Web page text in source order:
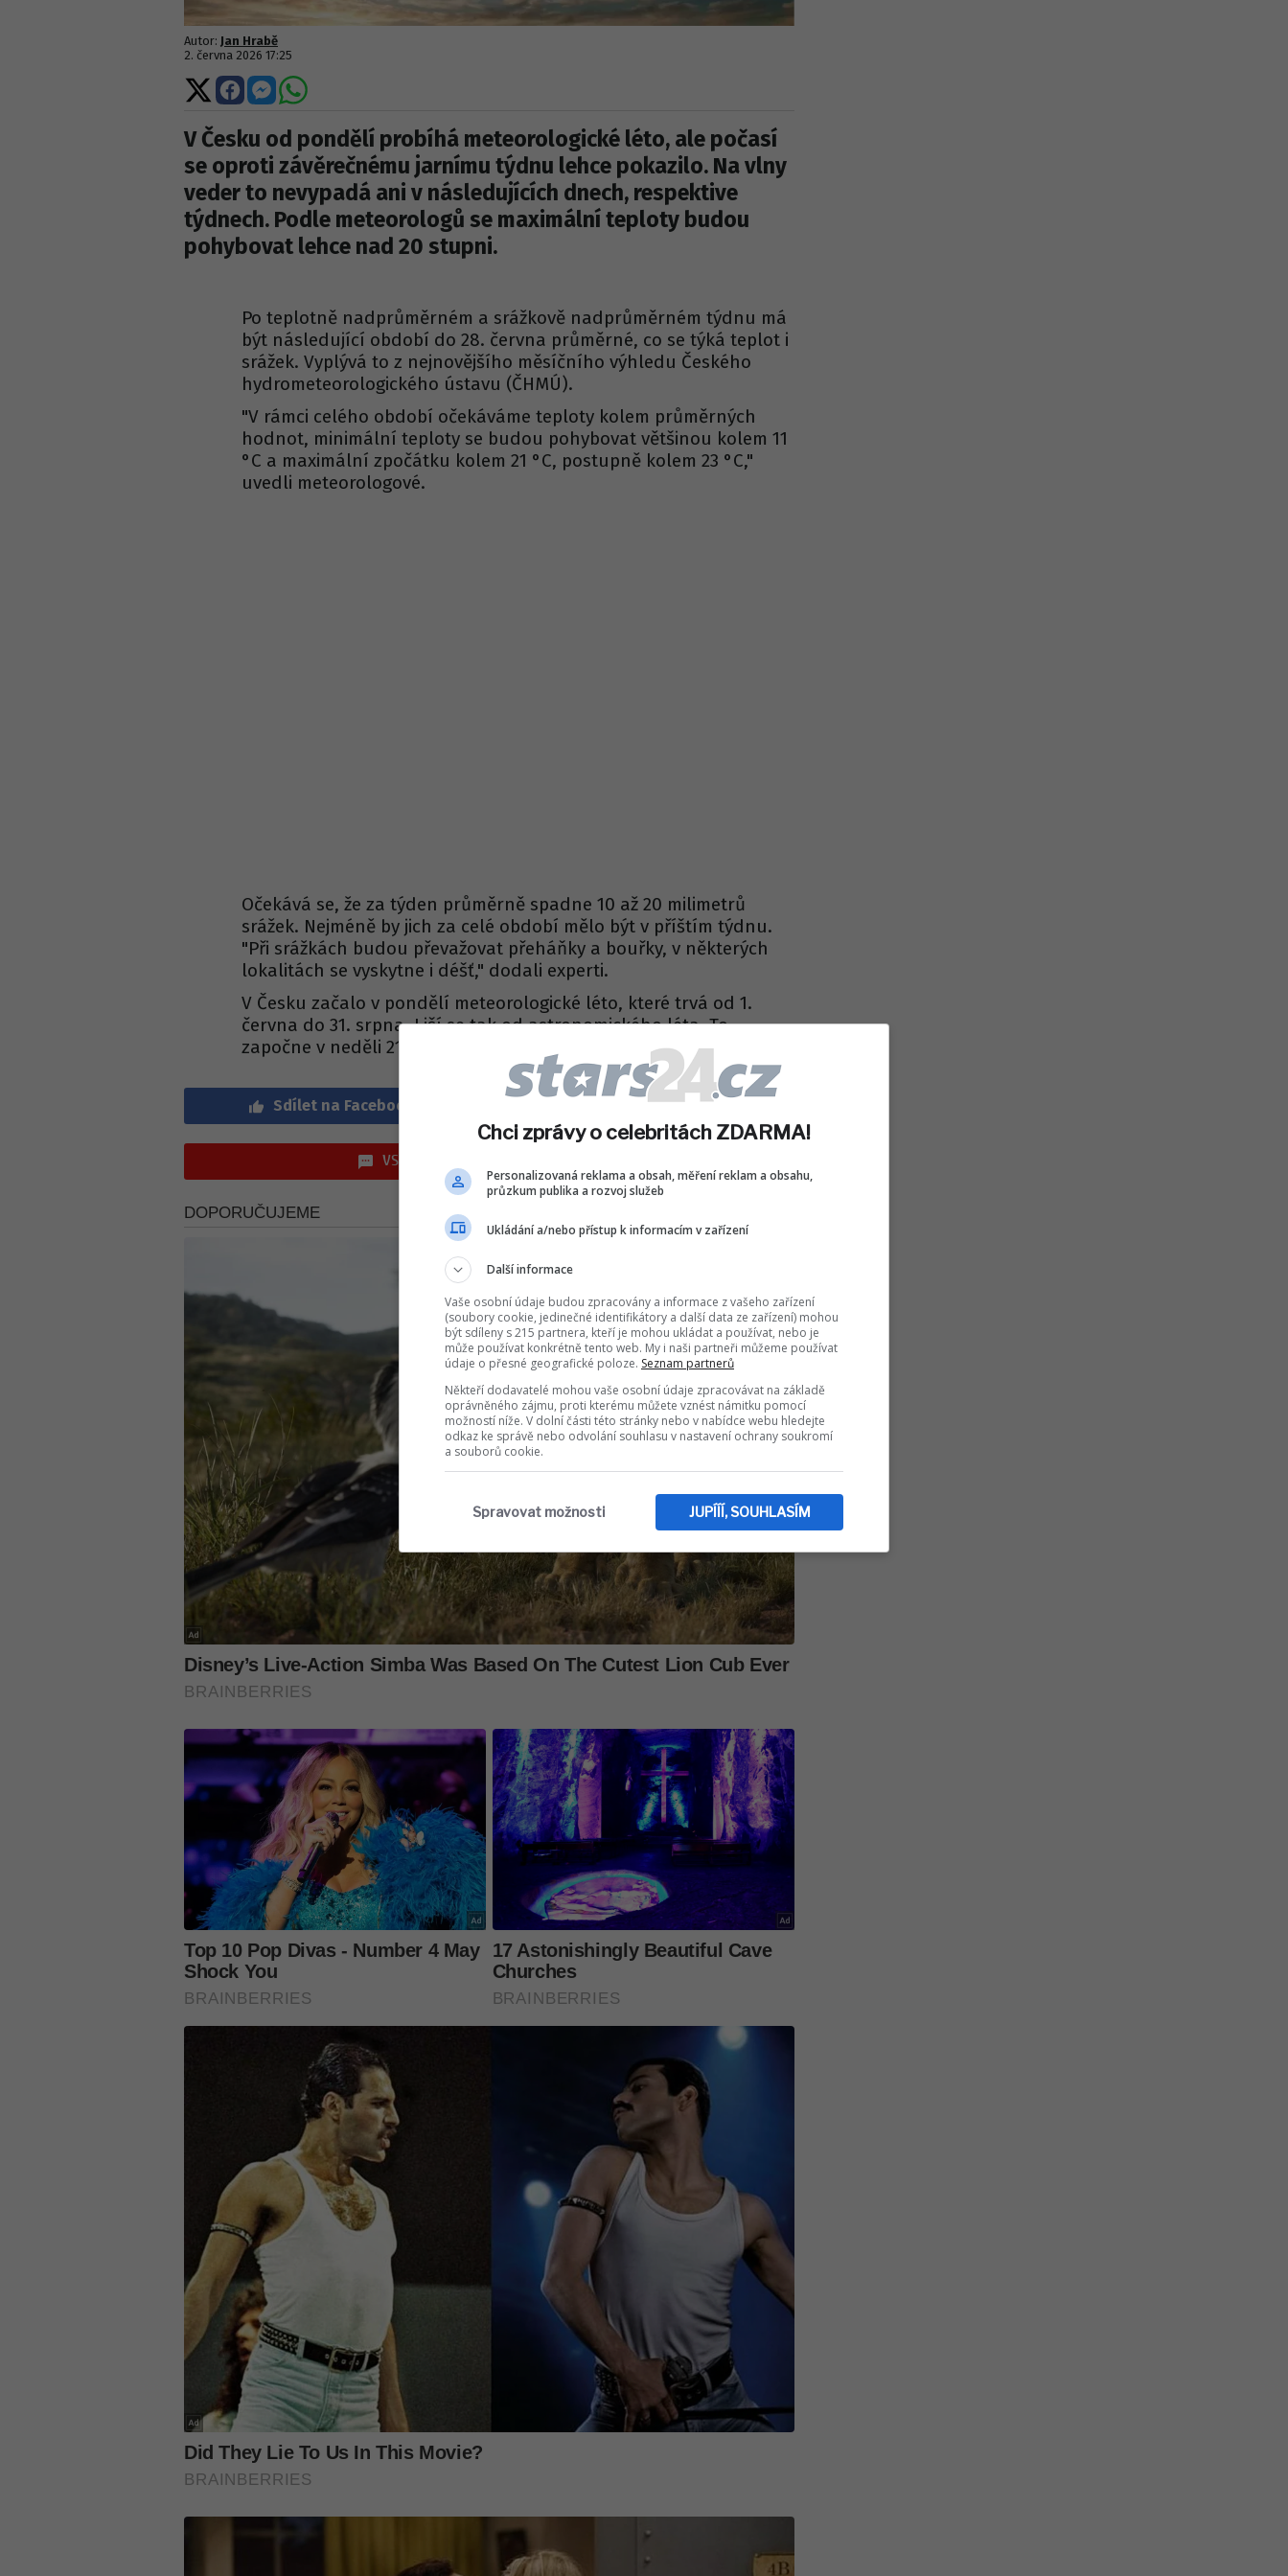
Autor: Jan Hrabě
2. června 2026 17:25
Sdílet
na
X
Sdílet
na
Sdílet
na
Sdílet
V Česku od pondělí probíhá meteorologické léto, ale počasí
se oproti závěrečnému jarnímu týdnu lehce pokazilo. Na vlny
veder to nevypadá ani v následujících dnech, respektive
týdnech. Podle meteorologů se maximální teploty budou
pohybovat lehce nad 20 stupni.
Po teplotně nadprůměrném a srážkově nadprůměrném týdnu má
být následující období do 28. června průměrné, co se týká teplot i
srážek. Vyplývá to z nejnovějšího měsíčního výhledu Českého
hydrometeorologického ústavu (ČHMÚ).
"V rámci celého období očekáváme teploty kolem průměrných
hodnot, minimální teploty se budou pohybovat většinou kolem 11
°C a maximální zpočátku kolem 21 °C, postupně kolem 23 °C,"
uvedli meteorologové.
Očekává se, že za týden průměrně spadne 10 až 20 milimetrů
srážek. Nejméně by jich za celé období mělo být v příštím týdnu.
"Při srážkách budou převažovat přeháňky a bouřky, v některých
lokalitách se vyskytne i déšť," dodali experti.
V Česku začalo v pondělí meteorologické léto, které trvá od 1.
června do 31. srpna. Liší se tak od astronomického léta. To
započne v neděli 21. června a potrvá do 22. září.
Sdílet na Facebook Sdílet na WhatsApp
VSTOUPIT DO DISKUZE (0 PŘÍSPĚVKŮ)
Chci zprávy o celebritách ZDARMA!
Personalizovaná reklama a obsah, měření reklam a obsahu,
průzkum publika a rozvoj služeb
Ukládání a/nebo přístup k informacím v zařízení
Další informace
Vaše osobní údaje budou zpracovány a informace z vašeho zařízení
(soubory cookie, jedinečné identifikátory a další data ze zařízení) mohou
být sdíleny s 215 partnera, kteří je mohou ukládat a používat, nebo je
může používat konkrétně tento web. My i naši partneři můžeme používat
údaje o přesné geografické poloze. Seznam partnerů
Někteří dodavatelé mohou vaše osobní údaje zpracovávat na základě
oprávněného zájmu, proti kterému můžete vznést námitku pomocí
možností níže. V dolní části této stránky nebo v nabídce webu hledejte
odkaz ke správě nebo odvolání souhlasu v nastavení ochrany soukromí
a souborů cookie.
JUPÍÍÍ, SOUHLASÍM
Spravovat možnosti